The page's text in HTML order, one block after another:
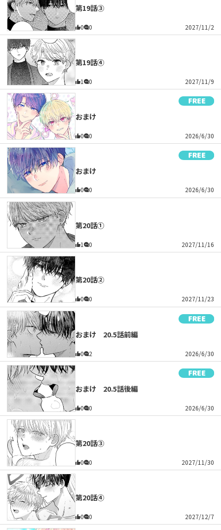
第19話③
0 0 2027/11/2
第19話④
1 0 2027/11/9
おまけ
0 0 2026/6/30
おまけ
0 0 2026/6/30
第20話①
1 0 2027/11/16
第20話②
0 0 2027/11/23
おまけ 20.5話前編
0 2 2026/6/30
おまけ 20.5話後編
0 0 2026/6/30
第20話③
0 0 2027/11/30
第20話④
0 0 2027/12/7